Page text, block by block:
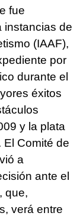
fue
instancias de
(IAAF),
por
durante el
éxitos
y la plata
Comité de
a
ante el
que,
verá entre